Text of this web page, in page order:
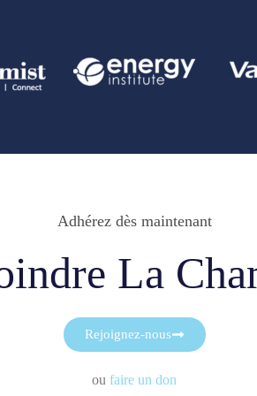
Adhérez dès maintenant
La
Rejoignez-nous
ou faire un don